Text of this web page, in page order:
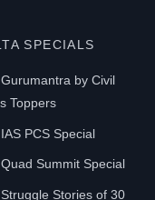
SPECIALS
by Civil
Toppers
PCS Special
Summit Special
Stories of 30